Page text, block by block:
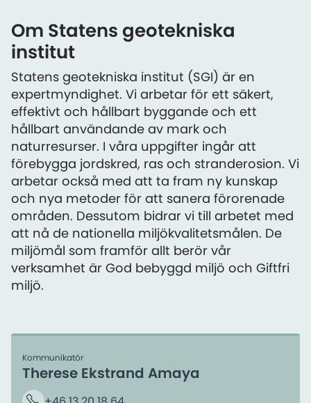
Om Statens geotekniska
institut
Statens geotekniska institut (SGI) är en
expertmyndighet. Vi arbetar för ett säkert,
effektivt och hållbart byggande och ett
hållbart användande av mark och
naturresurser. I våra uppgifter ingår att
förebygga jordskred, ras och stranderosion. Vi
arbetar också med att ta fram ny kunskap
och nya metoder för att sanera förorenade
områden. Dessutom bidrar vi till arbetet med
att nå de nationella miljökvalitetsmålen. De
miljömål som framför allt berör vår
verksamhet är God bebyggd miljö och Giftfri
miljö.
Kommunikatör
Therese Ekstrand Amaya